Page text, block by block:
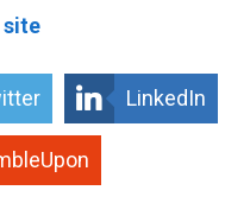
site
LinkedIn